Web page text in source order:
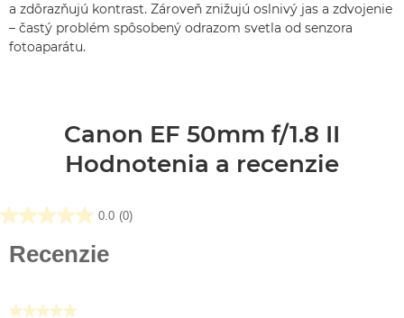
a zdôrazňujú kontrast. Zároveň znižujú oslnivý jas a zdvojenie
– častý problém spôsobený odrazom svetla od senzora
fotoaparátu.
Canon EF 50mm f/1.8 II
Hodnotenia a recenzie
0.0 (0)
0.0
Recenzie
★★★★★